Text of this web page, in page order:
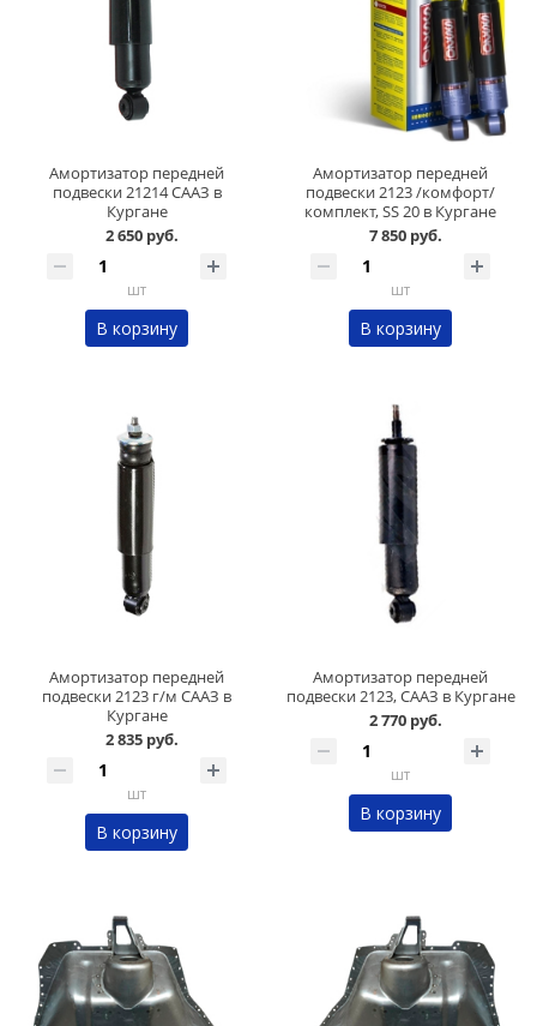
Амортизатор передней
подвески 21214 СААЗ в
Кургане
2 650 руб.
шт
В корзину
Амортизатор передней
подвески 2123 /комфорт/
комплект, SS 20 в Кургане
7 850 руб.
шт
В корзину
Амортизатор передней
подвески 2123 г/м СААЗ в
Кургане
2 835 руб.
шт
В корзину
Амортизатор передней
подвески 2123, СААЗ в Кургане
2 770 руб.
шт
В корзину